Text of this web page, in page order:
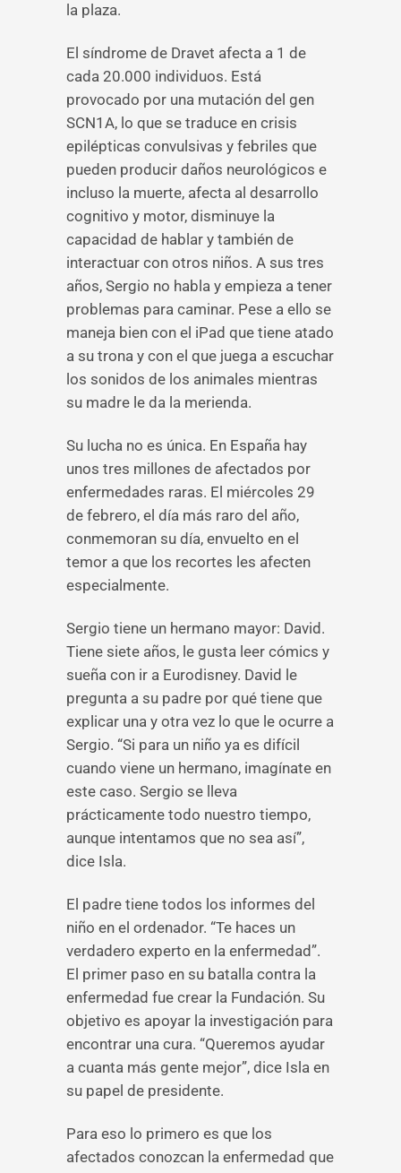
la plaza.
El síndrome de Dravet afecta a 1 de
cada 20.000 individuos. Está
provocado por una mutación del gen
SCN1A, lo que se traduce en crisis
epilépticas convulsivas y febriles que
pueden producir daños neurológicos e
incluso la muerte, afecta al desarrollo
cognitivo y motor, disminuye la
capacidad de hablar y también de
interactuar con otros niños. A sus tres
años, Sergio no habla y empieza a tener
problemas para caminar. Pese a ello se
maneja bien con el iPad que tiene atado
a su trona y con el que juega a escuchar
los sonidos de los animales mientras
su madre le da la merienda.
Su lucha no es única. En España hay
unos tres millones de afectados por
enfermedades raras. El miércoles 29
de febrero, el día más raro del año,
conmemoran su día, envuelto en el
temor a que los recortes les afecten
especialmente.
Sergio tiene un hermano mayor: David.
Tiene siete años, le gusta leer cómics y
sueña con ir a Eurodisney. David le
pregunta a su padre por qué tiene que
explicar una y otra vez lo que le ocurre a
Sergio. “Si para un niño ya es difícil
cuando viene un hermano, imagínate en
este caso. Sergio se lleva
prácticamente todo nuestro tiempo,
aunque intentamos que no sea así”,
dice Isla.
El padre tiene todos los informes del
niño en el ordenador. “Te haces un
verdadero experto en la enfermedad”.
El primer paso en su batalla contra la
enfermedad fue crear la Fundación. Su
objetivo es apoyar la investigación para
encontrar una cura. “Queremos ayudar
a cuanta más gente mejor”, dice Isla en
su papel de presidente.
Para eso lo primero es que los
afectados conozcan la enfermedad que